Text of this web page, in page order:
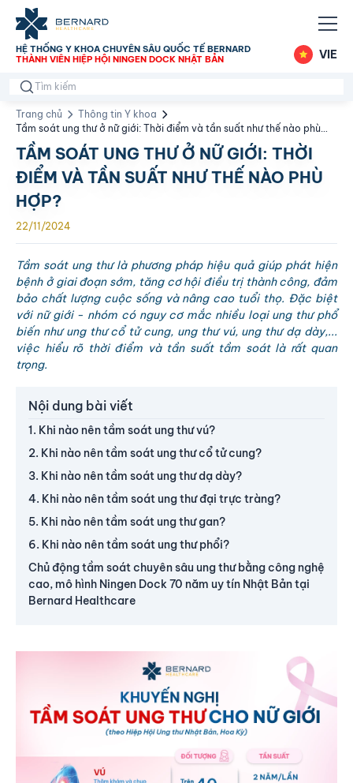
HỆ THỐNG Y KHOA CHUYÊN SÂU QUỐC TẾ BERNARD
THÀNH VIÊN HIỆP HỘI NINGEN DOCK NHẬT BẢN
VIE
Trang chủ
Thông tin Y khoa
Tầm soát ung thư ở nữ giới: Thời điểm và tần suất như thế nào phù
hợp?
TẦM SOÁT UNG THƯ Ở NỮ GIỚI: THỜI
ĐIỂM VÀ TẦN SUẤT NHƯ THẾ NÀO PHÙ
HỢP?
22/11/2024
Tầm soát ung thư là phương pháp hiệu quả giúp phát hiện
bệnh ở giai đoạn sớm, tăng cơ hội điều trị thành công, đảm
bảo chất lượng cuộc sống và nâng cao tuổi thọ. Đặc biệt
với nữ giới - nhóm có nguy cơ mắc nhiều loại ung thư phổ
biến như ung thư cổ tử cung, ung thư vú, ung thư dạ dày,...
việc hiểu rõ thời điểm và tần suất tầm soát là rất quan
trọng.
Nội dung bài viết
1. Khi nào nên tầm soát ung thư vú?
2. Khi nào nên tầm soát ung thư cổ tử cung?
3. Khi nào nên tầm soát ung thư dạ dày?
4. Khi nào nên tầm soát ung thư đại trực tràng?
5. Khi nào nên tầm soát ung thư gan?
6. Khi nào nên tầm soát ung thư phổi?
Chủ động tầm soát chuyên sâu ung thư bằng công nghệ
cao, mô hình Ningen Dock 70 năm uy tín Nhật Bản tại
Bernard Healthcare